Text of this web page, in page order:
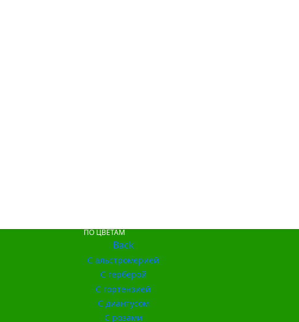
ПО ЦВЕТАМ
Back
С альстромерией
С герберой
С гортензией
С диантусом
С розами